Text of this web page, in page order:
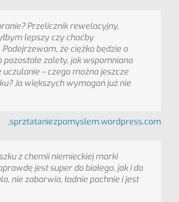
Przelicznik rewelacyjny,
lepszy czy choćby
że ciężko będzie o
pozostałe zalety, jak wspomniana
uczulanie – czego można jeszcze
Ja większych wymagań już nie
,sprztataniezpomyslem.wordpress.com
z chemii niemieckiej marki
jest super do białego, jak i do
nie zabarwia, ładnie pachnie i jest